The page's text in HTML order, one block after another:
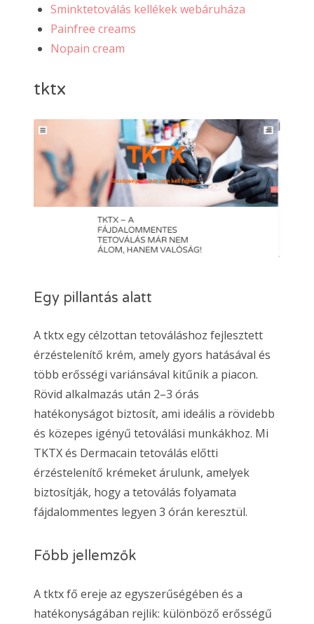
Sminktetoválás kellékek webáruháza
Painfree creams
Nopain cream
tktx
Egy pillantás alatt
A tktx egy célzottan tetováláshoz fejlesztett
érzéstelenítő krém, amely gyors hatásával és
több erősségi variánsával kitűnik a piacon.
Rövid alkalmazás után 2–3 órás
hatékonyságot biztosít, ami ideális a rövidebb
és közepes igényű tetoválási munkákhoz. Mi
TKTX és Dermacain tetoválás előtti
érzéstelenítő krémeket árulunk, amelyek
biztosítják, hogy a tetoválás folyamata
fájdalommentes legyen 3 órán keresztül.
Főbb jellemzők
A tktx fő ereje az egyszerűségében és a
hatékonyságában rejlik: különböző erősségű